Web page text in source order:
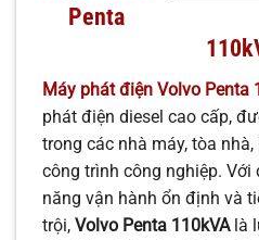
Penta
Máy phát điện Volvo Penta
phát điện diesel cao cấp,
trong các nhà máy, tòa
công trình công nghiệp. Với
năng vận hành ổn định và
trội, Volvo Penta 110kVAlà